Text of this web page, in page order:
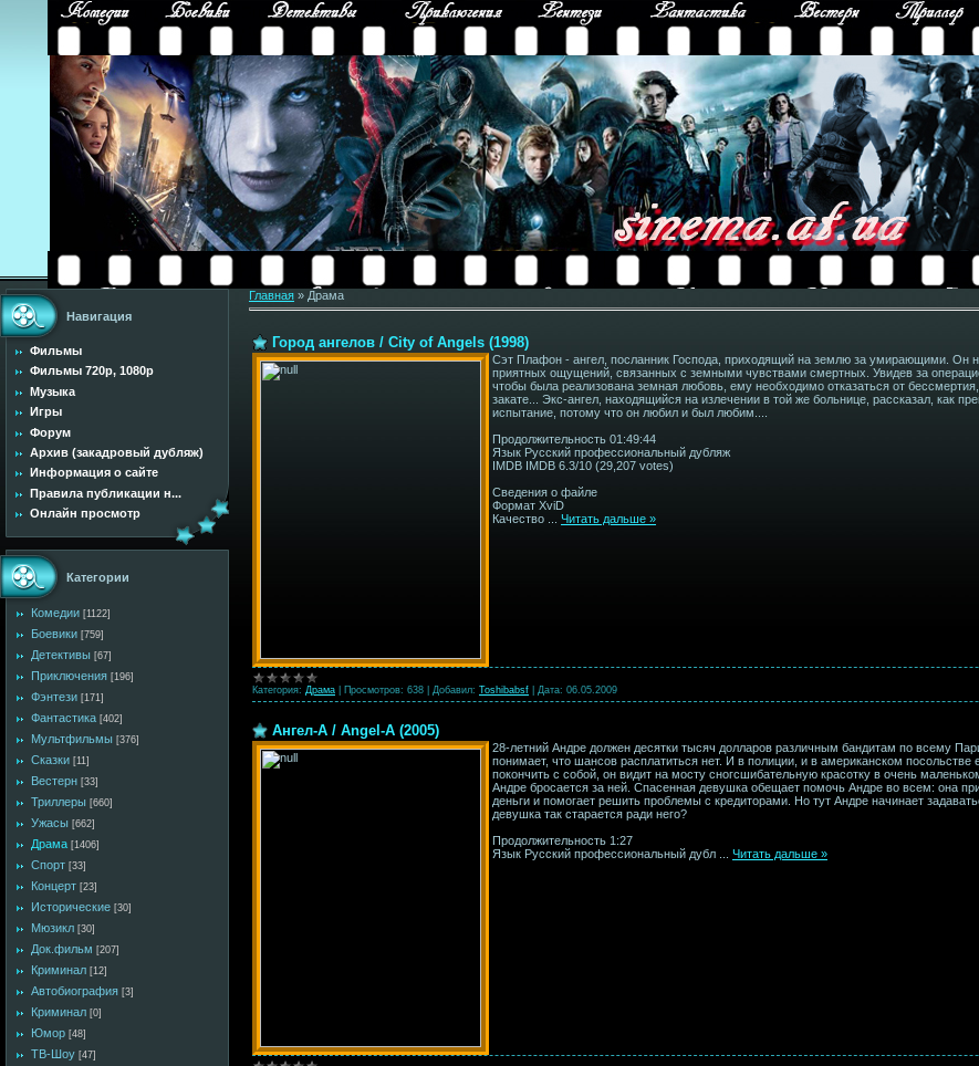
Навигация
Фильмы
Фильмы 720p, 1080p
Музыка
Игры
Форум
Архив (закадровый дубляж)
Информация о сайте
Правила публикации н...
Онлайн просмотр
Категории
Комедии [1122]
Боевики [759]
Детективы [67]
Приключения [196]
Фэнтези [171]
Фантастика [402]
Мультфильмы [376]
Сказки [11]
Вестерн [33]
Триллеры [660]
Ужасы [662]
Драма [1406]
Спорт [33]
Концерт [23]
Исторические [30]
Мюзикл [30]
Док.фильм [207]
Криминал [12]
Автобиография [3]
Криминал [0]
Юмор [48]
ТВ-Шоу [47]
Главная » Драма
Город ангелов / City of Angels (1998)
Сэт Плафон - ангел, посланник Господа, приходящий на землю за умирающими. Он
приятных ощущений, связанных с земными чувствами смертных. Увидев за
чтобы была реализована земная любовь, ему необходимо отказаться от
закате... Экс-ангел, находящийся на излечении в той же больнице, рассказал, как
испытание, потому что он любил и был любим....
Продолжительность 01:49:44
Язык Русский профессиональный дубляж
IMDB IMDB 6.3/10 (29,207 votes)
Сведения о файле
Формат XviD
Качество
Читать дальше »
Категория: Драма Просмотров: 638 Добавил: Toshibabsf Дата: 06.05.2009
Ангел-А / Angel-A (2005)
28-летний Андре должен десятки тысяч долларов различным бандитам по всему
понимает, что шансов расплатиться нет. И в полиции, и в американском
покончить с собой, он видит на мосту сногсшибательную красотку в очень
Андре бросается за ней. Спасенная девушка обещает помочь Андре во всем: она
деньги и помогает решить проблемы с кредиторами. Но тут Андре начинает
девушка так старается ради него?
Продолжительность 1:27
Язык Русский профессиональный дубл
Читать дальше »